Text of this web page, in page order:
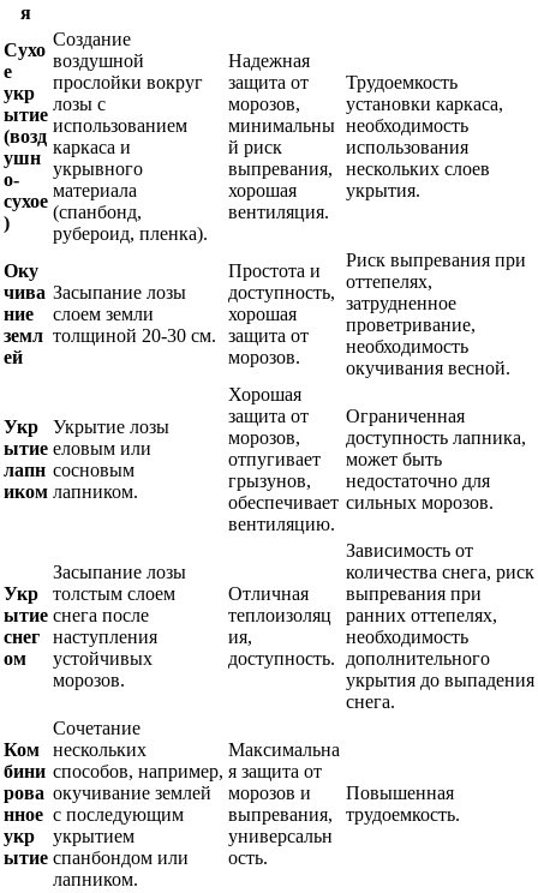
я
Сухо
е
укр
ытие
(возд
ушн
о-
сухое
)
Создание
воздушной
прослойки вокруг
лозы с
использованием
каркаса и
укрывного
материала
(спанбонд,
рубероид, пленка).
Надежная
защита от
морозов,
минимальны
й риск
выпревания,
хорошая
вентиляция.
Трудоемкость
установки каркаса,
необходимость
использования
нескольких слоев
укрытия.
Оку
чива
ние
земл
ей
Засыпание лозы
слоем земли
толщиной 20-30 см.
Простота и
доступность,
хорошая
защита от
морозов.
Риск выпревания при
оттепелях,
затрудненное
проветривание,
необходимость
окучивания весной.
Укр
ытие
лапн
иком
Укрытие лозы
еловым или
сосновым
лапником.
Хорошая
защита от
морозов,
отпугивает
грызунов,
обеспечивает
вентиляцию.
Ограниченная
доступность лапника,
может быть
недостаточно для
сильных морозов.
Укр
ытие
снег
ом
Засыпание лозы
толстым слоем
снега после
наступления
устойчивых
морозов.
Отличная
теплоизоляц
ия,
доступность.
Зависимость от
количества снега, риск
выпревания при
ранних оттепелях,
необходимость
дополнительного
укрытия до выпадения
снега.
Ком
бини
рова
нное
укр
ытие
Сочетание
нескольких
способов, например,
окучивание землей
с последующим
укрытием
спанбондом или
лапником.
Максимальна
я защита от
морозов и
выпревания,
универсальн
ость.
Повышенная
трудоемкость.